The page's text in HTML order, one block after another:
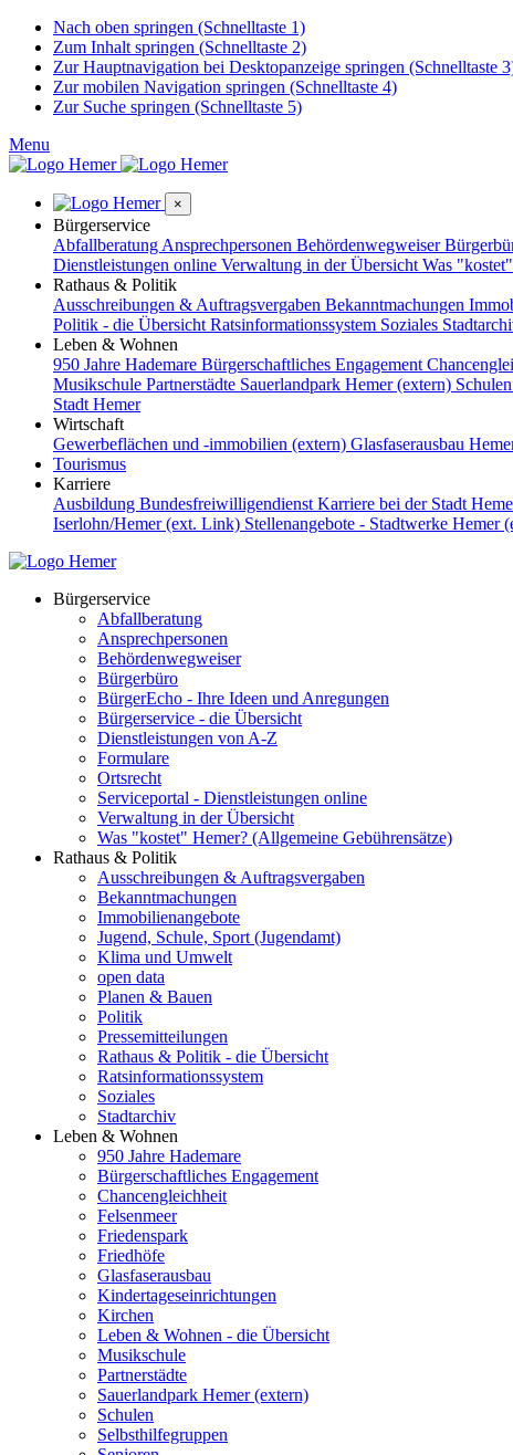
Nach oben springen (Schnelltaste 1)
Zum Inhalt springen (Schnelltaste 2)
Zur Hauptnavigation bei Desktopanzeige springen (Schnelltaste
Zur mobilen Navigation springen (Schnelltaste 4)
Zur Suche springen (Schnelltaste 5)
Menu
×
Bürgerservice
Abfallberatung Ansprechpersonen Behördenwegweiser
Dienstleistungen online Verwaltung in der Übersicht Was
Rathaus & Politik
Ausschreibungen & Auftragsvergaben Bekanntmachungen
Politik - die Übersicht Ratsinformationssystem Soziales
Leben & Wohnen
950 Jahre Hademare Bürgerschaftliches Engagement
Musikschule Partnerstädte Sauerlandpark Hemer (extern) Schulen
Stadt Hemer
Wirtschaft
Gewerbeflächen und -immobilien (extern) Glasfaserausbau
Tourismus
Karriere
Ausbildung Bundesfreiwilligendienst Karriere bei der Stadt
Iserlohn/Hemer (ext. Link) Stellenangebote - Stadtwerke Hemer
Bürgerservice
Abfallberatung
Ansprechpersonen
Behördenwegweiser
Bürgerbüro
BürgerEcho - Ihre Ideen und Anregungen
Bürgerservice - die Übersicht
Dienstleistungen von A-Z
Formulare
Ortsrecht
Serviceportal - Dienstleistungen online
Verwaltung in der Übersicht
Was "kostet" Hemer? (Allgemeine Gebührensätze)
Rathaus & Politik
Ausschreibungen & Auftragsvergaben
Bekanntmachungen
Immobilienangebote
Jugend, Schule, Sport (Jugendamt)
Klima und Umwelt
open data
Planen & Bauen
Politik
Pressemitteilungen
Rathaus & Politik - die Übersicht
Ratsinformationssystem
Soziales
Stadtarchiv
Leben & Wohnen
950 Jahre Hademare
Bürgerschaftliches Engagement
Chancengleichheit
Felsenmeer
Friedenspark
Friedhöfe
Glasfaserausbau
Kindertageseinrichtungen
Kirchen
Leben & Wohnen - die Übersicht
Musikschule
Partnerstädte
Sauerlandpark Hemer (extern)
Schulen
Selbsthilfegruppen